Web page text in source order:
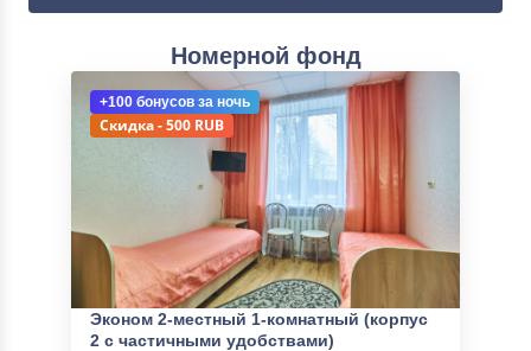
Номерной фонд
+100 бонусов за ночь
Скидка - 500 RUB
Эконом 2-местный 1-комнатный (корпус
2 с частичными удобствами)